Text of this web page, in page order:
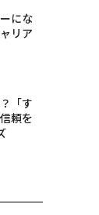
にな
リア
「す
頼を